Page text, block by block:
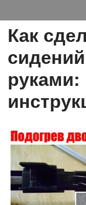
Как
руками: